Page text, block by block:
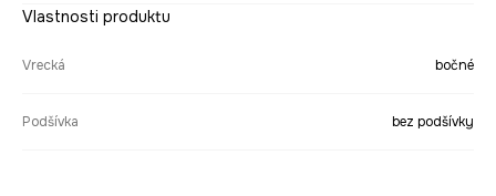
Vlastnosti produktu
Vrecká bočné
Podšívka bez podšívky